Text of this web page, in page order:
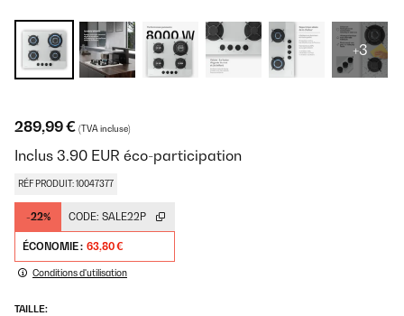
+3
289,99 € (TVA incluse)
Inclus 3.90 EUR éco-participation
RÉF PRODUIT: 10047377
-22% CODE: SALE22P
ÉCONOMIE : 63,80 €
Conditions d'utilisation
TAILLE: